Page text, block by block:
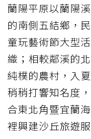
蘭陽平原以蘭陽
的南側五結鄉，
童玩藝術節大型
織；相較鄰溪的
純樸的農村，入
稍稍打響知名度
合東北角暨宜蘭
裡興建沙丘旅遊